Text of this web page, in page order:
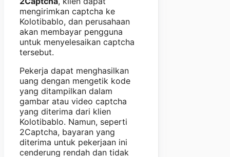
mengirimkan captcha ke
Kolotibablo, dan perusahaan
akan membayar pengguna
untuk menyelesaikan captcha
tersebut.
Pekerja dapat menghasilkan
uang dengan mengetik kode
yang ditampilkan dalam
gambar atau video captcha
yang diterima dari klien
Kolotibablo. Namun, seperti
2Captcha, bayaran yang
diterima untuk pekerjaan ini
cenderung rendah dan tidak